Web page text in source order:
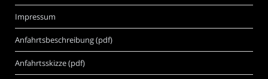
Impressum
Anfahrtsbeschreibung (pdf)
Anfahrtsskizze (pdf)